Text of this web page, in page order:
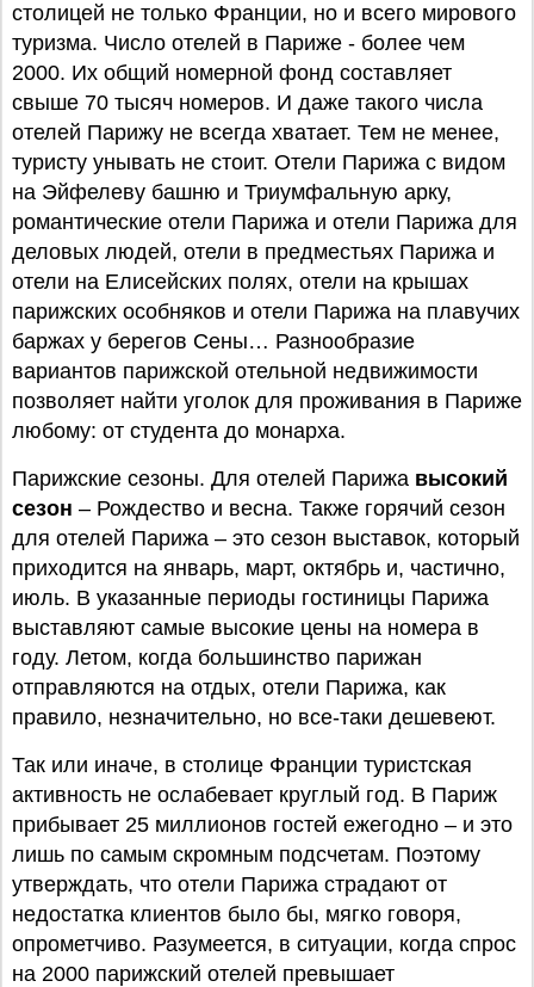
столицей не только Франции, но и всего мирового
туризма. Число отелей в Париже - более чем
2000. Их общий номерной фонд составляет
свыше 70 тысяч номеров. И даже такого числа
отелей Парижу не всегда хватает. Тем не менее,
туристу унывать не стоит. Отели Парижа с видом
на Эйфелеву башню и Триумфальную арку,
романтические отели Парижа и отели Парижа для
деловых людей, отели в предместьях Парижа и
отели на Елисейских полях, отели на крышах
парижских особняков и отели Парижа на плавучих
баржах у берегов Сены… Разнообразие
вариантов парижской отельной недвижимости
позволяет найти уголок для проживания в Париже
любому: от студента до монарха.
Парижские сезоны. Для отелей Парижа высокий
сезон – Рождество и весна. Также горячий сезон
для отелей Парижа – это сезон выставок, который
приходится на январь, март, октябрь и, частично,
июль. В указанные периоды гостиницы Парижа
выставляют самые высокие цены на номера в
году. Летом, когда большинство парижан
отправляются на отдых, отели Парижа, как
правило, незначительно, но все-таки дешевеют.
Так или иначе, в столице Франции туристская
активность не ослабевает круглый год. В Париж
прибывает 25 миллионов гостей ежегодно – и это
лишь по самым скромным подсчетам. Поэтому
утверждать, что отели Парижа страдают от
недостатка клиентов было бы, мягко говоря,
опрометчиво. Разумеется, в ситуации, когда спрос
на 2000 парижский отелей превышает